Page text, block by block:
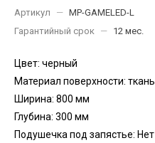
Артикул
— MP-GAMELED-L
Гарантийный срок
— 12 мес.
Цвет: черный
Материал поверхности: ткань
Ширина: 800 мм
Глубина: 300 мм
Подушечка под запястье: Нет